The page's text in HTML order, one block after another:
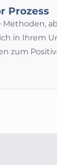
Prozess
in Ihrem
zum